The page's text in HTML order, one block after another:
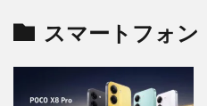
スマートフォン